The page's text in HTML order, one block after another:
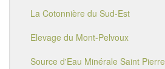
La Cotonnière du Sud-Est
Elevage du Mont-Pelvoux
Source d'Eau Minérale Saint Pierre